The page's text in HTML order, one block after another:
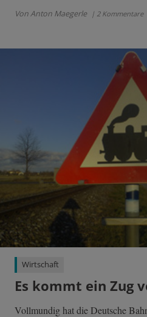
Von Anton Maegerle | 2 Kommentare
Wirtschaft
Es kommt ein Zug
Vollmundig hat die Deutsche